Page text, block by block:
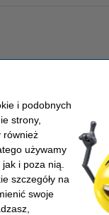
OEM:
Numer artykułu:
i podobnych
strony,
również
używamy
i poza nią.
szczegóły na
swoje